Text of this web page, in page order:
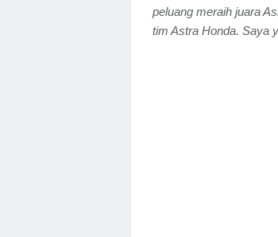
peluang meraih juara
tim Astra Honda. Saya